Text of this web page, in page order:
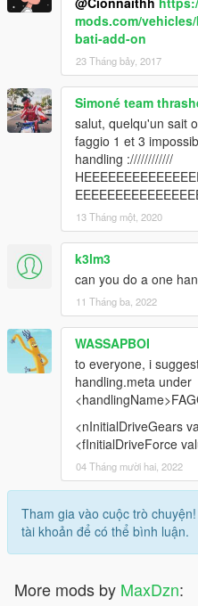
mods.com/
bati-add-on
23 Tháng bảy, 2017
Simoné team
salut, quelqu'un sait
faggio 1 et 3
handling :////////////
13 Tháng một, 2020
k3lm3
can you do a one
11 Tháng ba, 2022
WASSAPBOI
to everyone, i
handling.meta under
<nInitialDriveGears
<fInitialDriveForce
04 Tháng mười hai, 2022
Tham gia vào cuộc trò chuyện!
tài khoản để có thể bình luận.
More mods by MaxDzn: